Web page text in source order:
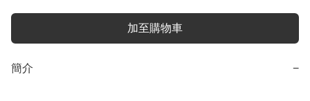
加至購物車
簡介 −